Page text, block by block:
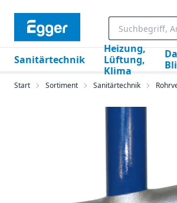
Sanitärtechnik
Heizung,
Lüftung,
Klima
Start Sortiment Sanitärtechnik